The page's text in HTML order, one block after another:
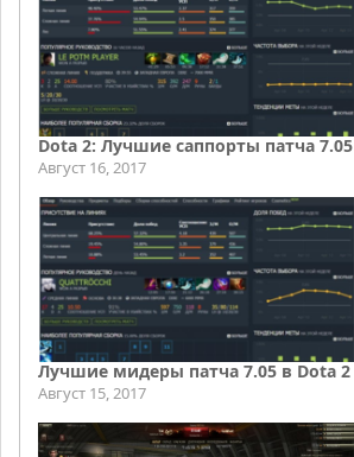
Dota 2: Лучшие саппорты патча 7.05
Август 16, 2017
Лучшие мидеры патча 7.05 в Dota 2
Август 15, 2017